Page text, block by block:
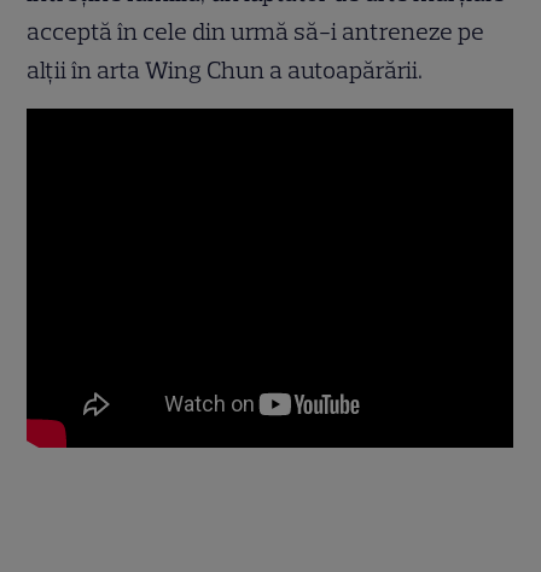
acceptă în cele din urmă să-i antreneze pe
alţii în arta Wing Chun a autoapărării.